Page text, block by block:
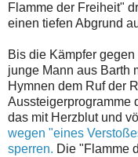
Flamme der Freiheit"
einen tiefen Abgrund
Bis die Kämpfer
junge Mann aus Barth
Hymnen dem Ruf der
Aussteigerprogramme
das mit Herzblut und
wegen "eines
sperren. Die "Flamme